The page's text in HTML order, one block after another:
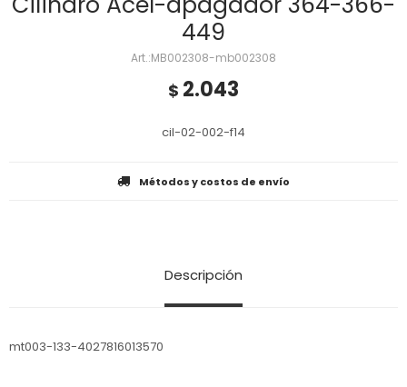
449
MB002308-mb002308
$ 2.043
cil-02-002-f14
Métodos y costos de envío
Descripción
mt003-133-4027816013570